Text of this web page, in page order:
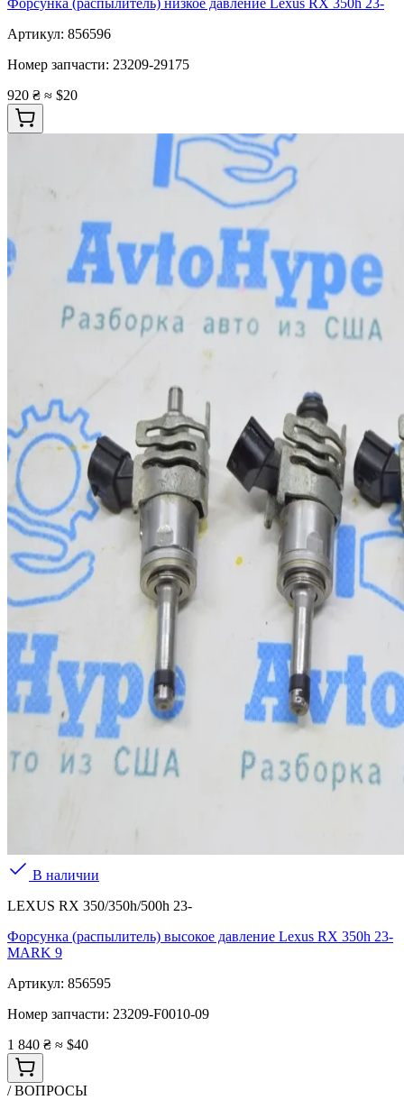
Форсунка (распылитель) низкое давление Lexus RX 350h 23-
Артикул: 856596
Номер запчасти: 23209-29175
920 ₴ ≈ $20
В наличии
LEXUS RX 350/350h/500h 23-
Форсунка (распылитель) высокое давление Lexus RX 350h 23-
MARK 9
Артикул: 856595
Номер запчасти: 23209-F0010-09
1 840 ₴ ≈ $40
/ ВОПРОСЫ